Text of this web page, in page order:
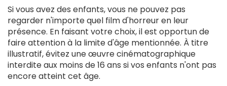
Si vous avez des enfants, vous ne pouvez pas
regarder n'importe quel film d'horreur en leur
présence. En faisant votre choix, il est opportun de
faire attention à la limite d'âge mentionnée. À titre
illustratif, évitez une œuvre cinématographique
interdite aux moins de 16 ans si vos enfants n'ont pas
encore atteint cet âge.